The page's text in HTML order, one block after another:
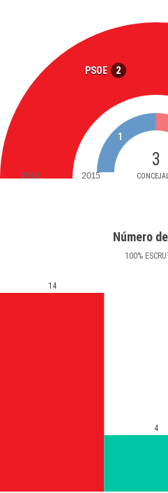
PSOE 2
3
1
2019 2015
Número
100%
14
4